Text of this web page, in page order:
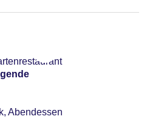
September, Outdoor,
Gebühr
/ VISA, MasterCard,
Maestro
Nacht ca. 25 EUR,
Abendessen